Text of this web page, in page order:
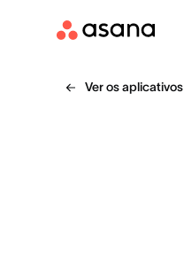
Ver os aplicativos